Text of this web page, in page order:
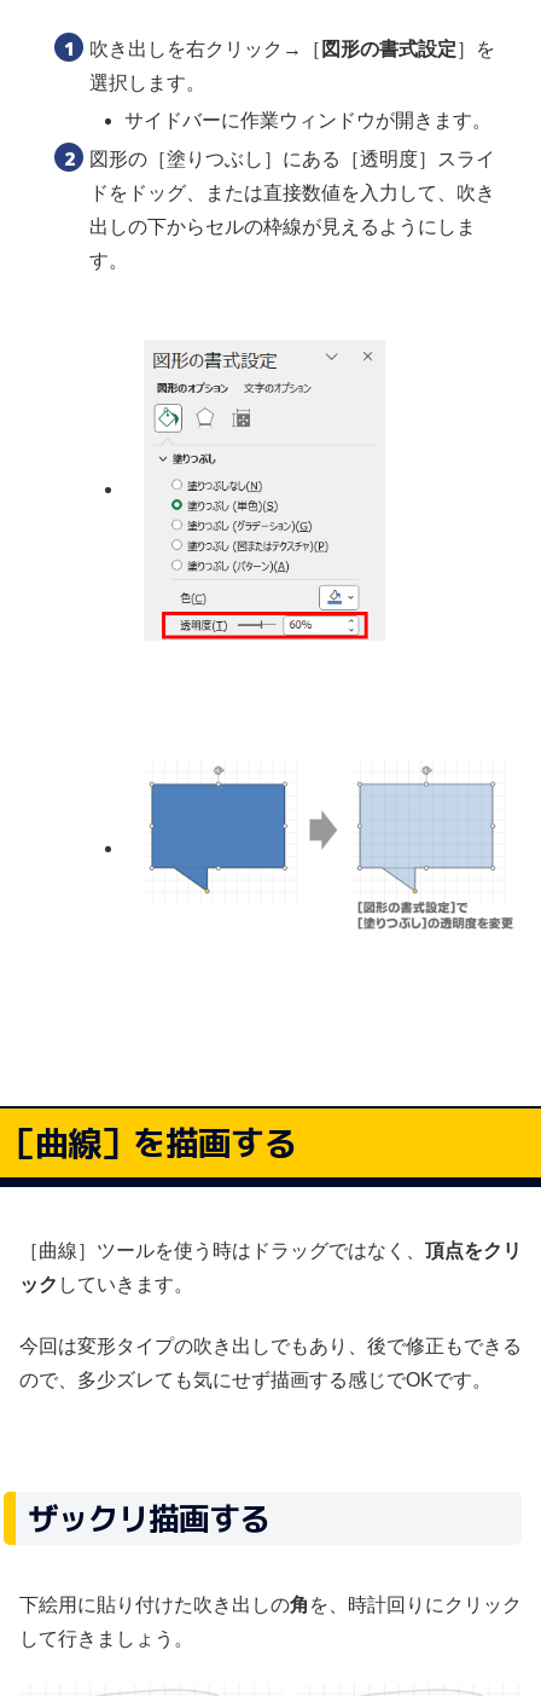
吹き出しを右クリック→［ 図形の書式設定］を
選択します。
サイドバーに作業ウィンドウが開きます。
図形の［塗りつぶし］にある［透明度］スライ
ドをドッグ、または直接数値を入力して、吹き
出しの下からセルの枠線が見えるようにしま
す。
［曲線］を描画する
［曲線］ツールを使う時はドラッグではなく、 頂点をクリ
ック していきます。
今回は変形タイプの吹き出しでもあり、後で修正もできる
ので、多少ズレても気にせず描画する感じでOKです。
ザックリ描画する
下絵用に貼り付けた吹き出しの角 を、時計回りにクリック
して行きましょう。